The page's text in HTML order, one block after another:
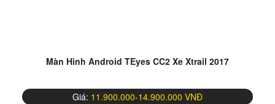
Màn Hình Android TEyes CC2 Xe Xtrail 2017
Giá: 11.900.000-14.900.000 VNĐ